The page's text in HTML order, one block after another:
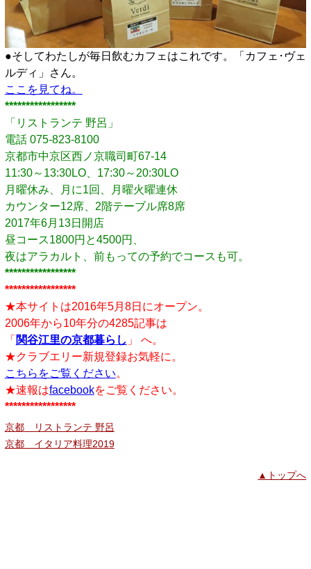
●そしてわたしが毎日飲むカフェはこれです。「カフェ･ヴェ
ルディ」さん。
ここを見てね。
*****************
「リストランテ 野呂」
電話 075-823-8100
京都市中京区西ノ京職司町67-14
11:30～13:30LO、17:30～20:30LO
月曜休み、月に1回、月曜火曜連休
カウンター12席、2階テーブル席8席
2017年6月13日開店
昼コース1800円と4500円、
夜はアラカルト、前もっての予約でコースも可。
*****************
*****************
★本サイトは2016年5月8日にオープン。
2006年から10年分の4285記事は
「 関谷江里の京都暮らし 」 へ。
★クラブエリー新規登録お気軽に。
こちらをご覧ください。
★速報はfacebookをご覧ください。
*****************
京都 リストランテ 野呂
京都 イタリア料理2019
▲トップへ